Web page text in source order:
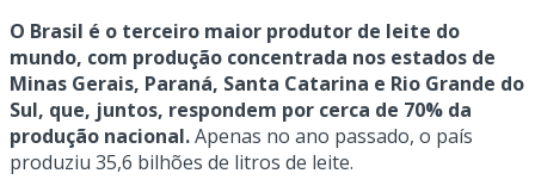
O Brasil é o terceiro maior produtor de leite do
mundo, com produção concentrada nos estados de
Minas Gerais, Paraná, Santa Catarina e Rio Grande do
Sul, que, juntos, respondem por cerca de 70% da
produção nacional.Apenas no ano passado, o país
produziu 35,6 bilhões de litros de leite.